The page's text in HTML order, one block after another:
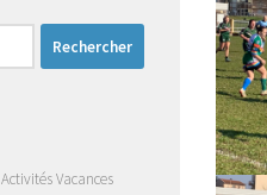
Activités Vacances